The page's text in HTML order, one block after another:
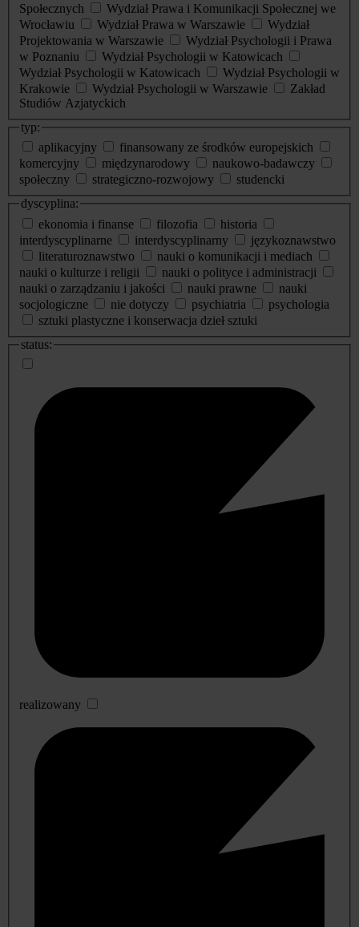
Społecznych
Wydział Prawa i Komunikacji Społecznej we
Wrocławiu
Wydział Prawa w Warszawie
Wydział
Projektowania w Warszawie
Wydział Psychologii i Prawa
w Poznaniu
Wydział Psychologii w Katowicach
Wydział Psychologii w Katowicach
Wydział Psychologii w
Krakowie
Wydział Psychologii w Warszawie
Zakład
Studiów Azjatyckich
typ:
aplikacyjny
finansowany ze środków europejskich
komercyjny
międzynarodowy
naukowo-badawczy
społeczny
strategiczno-rozwojowy
studencki
dyscyplina:
ekonomia i finanse
filozofia
historia
interdyscyplinarne
interdyscyplinarny
językoznawstwo
literaturoznawstwo
nauki o komunikacji i mediach
nauki o kulturze i religii
nauki o polityce i administracji
nauki o zarządzaniu i jakości
nauki prawne
nauki
socjologiczne
nie dotyczy psychiatria
psychologia
sztuki plastyczne i konserwacja dzieł sztuki
status:
realizowany